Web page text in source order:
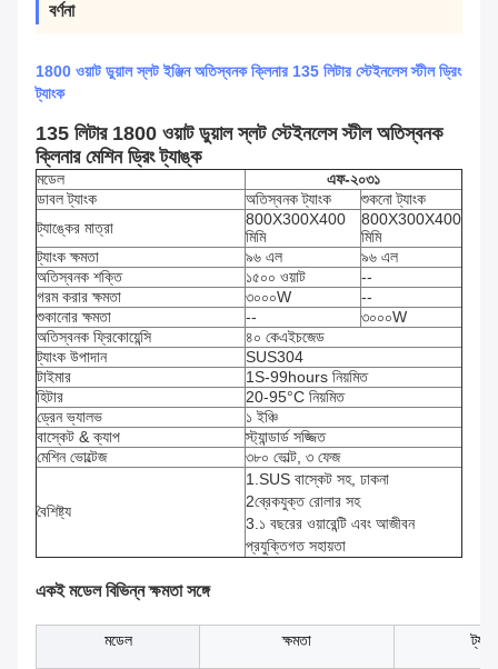
বর্ণনা
1800 ওয়াট ডুয়াল স্লট ইঞ্জিন অতিস্বনক ক্লিনার 135 লিটার স্টেইনলেস স্টীল ড্রিং
ট্যাংক
135 লিটার 1800 ওয়াট ডুয়াল স্লট স্টেইনলেস স্টীল অতিস্বনক
ক্লিনার মেশিন ড্রিং ট্যাঙ্ক
মডেল
এফ-২০৩১
ডাবল ট্যাংক
অতিস্বনক ট্যাংক
শুকনো ট্যাংক
ট্যাঙ্কের মাত্রা
800X300X400
মিমি
800X300X400
মিমি
ট্যাংক ক্ষমতা
৯৬ এল
৯৬ এল
অতিস্বনক শক্তি
১৫০০ ওয়াট
--
গরম করার ক্ষমতা
৩০০০W
--
শুকানোর ক্ষমতা
--
৩০০০W
অতিস্বনক ফ্রিকোয়েন্সি
৪০ কেএইচজেড
ট্যাংক উপাদান
SUS304
টাইমার
1S-99hours নিয়মিত
হিটার
20-95°C নিয়মিত
ড্রেন ভ্যালভ
১ ইঞ্চি
বাস্কেট & ক্যাপ
স্ট্যান্ডার্ড সজ্জিত
মেশিন ভোল্টেজ
৩৮০ ভোল্ট, ৩ ফেজ
বৈশিষ্ট্য
1.SUS বাস্কেট সহ, ঢাকনা
2ব্রেকযুক্ত রোলার সহ
3.১ বছরের ওয়ারেন্টি এবং আজীবন
প্রযুক্তিগত সহায়তা
একই মডেল বিভিন্ন ক্ষমতা সঙ্গে
মডেল ক্ষমতা